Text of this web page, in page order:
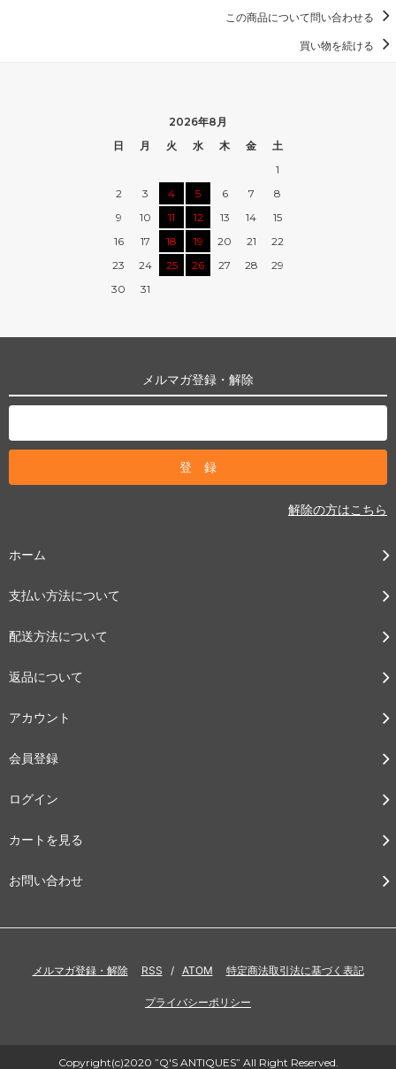
この商品について問い合わせる
買い物を続ける
2026年8月
日
月 火 水 木 金
土
1
2
3 4 5 6 7
8
9
10 11 12 13 14
15
16
17 18 19 20 21
22
23
24 25 26 27 28
29
30
31
メルマガ登録・解除
解除の方はこちら
ホーム
支払い方法について
配送方法について
返品について
アカウント
会員登録
ログイン
カートを見る
お問い合わせ
メルマガ登録・解除 RSS / ATOM 特定商法取引法に基づく表記
プライバシーポリシー
Copyright(c)2020 ”Q'S ANTIQUES” All Right Reserved.